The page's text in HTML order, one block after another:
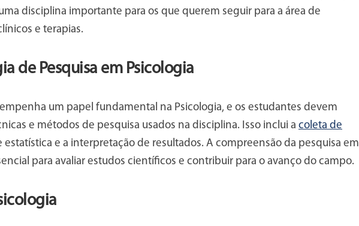
disciplina importante para os que querem seguir para a área de
e terapias.
de Pesquisa em Psicologia
um papel fundamental na Psicologia, e os estudantes devem
e métodos de pesquisa usados na disciplina. Isso inclui a coleta de
estatística e a interpretação de resultados. A compreensão da pesquisa em
para avaliar estudos científicos e contribuir para o avanço do campo.